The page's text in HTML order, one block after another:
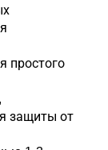
простого
защиты от